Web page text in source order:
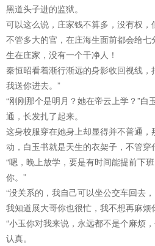
黑道头子进的监狱。
可以这么说，庄家钱不算多，没有权，
不管多大的官，在庄海生面前都会给七
生在庄家，没有一个干净人！
秦恒昭看着渐行渐远的身影收回视线，
我送你进去。”
“刚刚那个是明月？她在帝云上学？”白
通，长发扎了起来。
这身校服穿在她身上却显得并不普通
动，白玉书就是天生的衣架子，不管穿
“嗯，晚上放学，要是有时间能提前下
你。”
“没关系的，我自己可以坐公交车回去
我知道展大哥你也很忙，我不想再麻烦
“小玉你对我来说，永远都不是个麻烦
认真。